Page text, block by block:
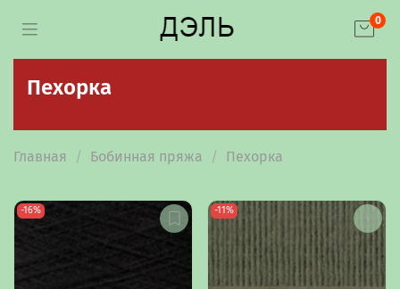
0
Пехорка
Главная Бобинная пряжа Пехорка
-16% -11%